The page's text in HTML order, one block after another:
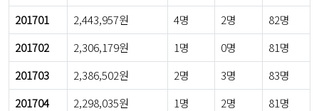
201701
2,443,957원 4명 2명
82명
201702
2,306,179원 1명 0명
81명
201703
2,386,502원 2명 3명
83명
201704
2,298,035원 1명 2명
81명